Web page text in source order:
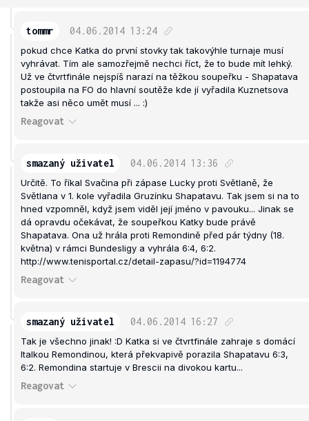
tommr 04.06.2014 13:24
pokud chce Katka do první stovky tak takovýhle turnaje musí
vyhrávat. Tím ale samozřejmě nechci říct, že to bude mít lehký.
Už ve čtvrtfinále nejspíš narazí na těžkou soupeřku - Shapatava
postoupila na FO do hlavní soutěže kde jí vyřadila Kuznetsova
takže asi něco umět musí ... :)
Reagovat
smazaný uživatel 04.06.2014 13:36
Určitě. To říkal Svačina při zápase Lucky proti Světlaně, že
Světlana v 1. kole vyřadila Gruzínku Shapatavu. Tak jsem si na to
hned vzpomněl, když jsem viděl její jméno v pavouku... Jinak se
dá opravdu očekávat, že soupeřkou Katky bude právě
Shapatava. Ona už hrála proti Remondině před pár týdny (18.
května) v rámci Bundesligy a vyhrála 6:4, 6:2.
http://www.tenisportal.cz/detail-zapasu/?id=1194774
Reagovat
smazaný uživatel 04.06.2014 16:27
Tak je všechno jinak! :D Katka si ve čtvrtfinále zahraje s domácí
Italkou Remondinou, která překvapivě porazila Shapatavu 6:3,
6:2. Remondina startuje v Brescii na divokou kartu...
Reagovat